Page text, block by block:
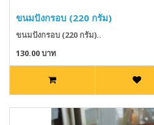
ขนมปังกรอบ (220 กรัม)
ขนมปังกรอบ (220 กรัม)..
130.00 บาท